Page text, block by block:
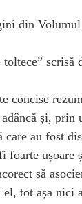
din
scrisă
concise
și,
au fost
să
tot așa